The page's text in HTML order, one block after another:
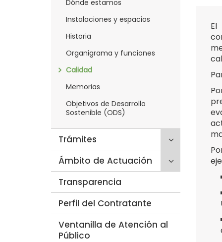
Dónde estamos
Instalaciones y espacios
Historia
Organigrama y funciones
Calidad
Memorias
Objetivos de Desarrollo
Sostenible (ODS)
Trámites
Click
desplegar/
secciones
'Trámites'
Ámbito de Actuación
Click
para
desplegar/
secciones
'Ámbito
de
Transparencia
Perfil del Contratante
Ventanilla de Atención al
Público